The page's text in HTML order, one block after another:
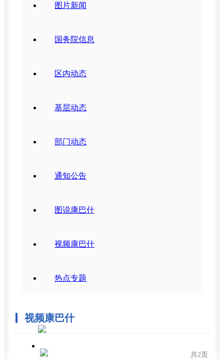
图片新闻
国务院信息
区内动态
基层动态
部门动态
通知公告
图说康巴什
视频康巴什
热点专题
视频康巴什
共2页